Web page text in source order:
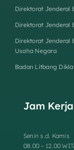
Direktorat Jenderal
Direktorat Jenderal
Direktorat Jenderal
Usaha Negara
Badan Litbang
Jam Kerja
Senin s.d. Kamis
08.00 – 12.00